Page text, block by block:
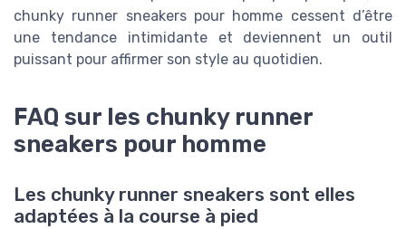
chunky runner sneakers pour homme cessent d’être
une tendance intimidante et deviennent un outil
puissant pour affirmer son style au quotidien.
FAQ sur les chunky runner
sneakers pour homme
Les chunky runner sneakers sont elles
adaptées à la course à pied